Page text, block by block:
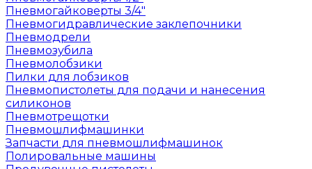
Пневмогайковерты 3/4"
Пневмогидравлические заклепочники
Пневмодрели
Пневмозубила
Пневмолобзики
Пилки для лобзиков
Пневмопистолеты для подачи и нанесения
силиконов
Пневмотрещотки
Пневмошлифмашинки
Запчасти для пневмошлифмашинок
Полировальные машины